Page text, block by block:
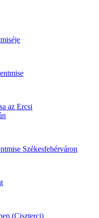
az Ercsi
Székesfehérváron
(Ciszterci)